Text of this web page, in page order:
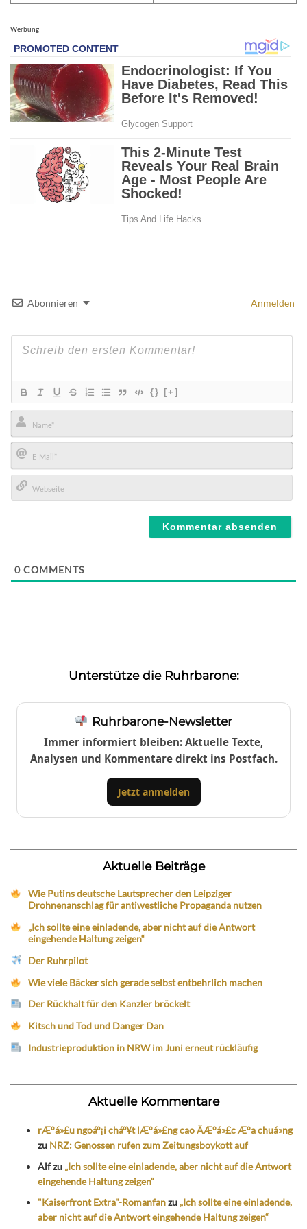
Werbung
Abonnieren Anmelden
{} [+]
Name*
E-
Mail*
0 COMMENTS
Unterstütze die Ruhrbarone:
Ruhrbarone-Newsletter
Immer informiert bleiben: Aktuelle Texte,
Analysen und Kommentare direkt ins Postfach.
Jetzt anmelden
Aktuelle Beiträge
Wie Putins deutsche Lautsprecher den Leipziger
Drohnenanschlag für antiwestliche Propaganda nutzen
„Ich sollte eine einladende, aber nicht auf die Antwort
eingehende Haltung zeigen“
Der Ruhrpilot
Wie viele Bäcker sich gerade selbst entbehrlich machen
Der Rückhalt für den Kanzler bröckelt
Kitsch und Tod und Danger Dan
Industrieproduktion in NRW im Juni erneut rückläufig
Aktuelle Kommentare
rÆ°á»£u ngoáº¡i cháº¥t lÆ°á»£ng cao ÄÆ°á»£c Æ°a chuá»ng
zu NRZ: Genossen rufen zum Zeitungsboykott auf
Alfzu „Ich sollte eine einladende, aber nicht auf die Antwort
eingehende Haltung zeigen“
"Kaiserfront Extra"-Romanfanzu „Ich sollte eine einladende,
aber nicht auf die Antwort eingehende Haltung zeigen“